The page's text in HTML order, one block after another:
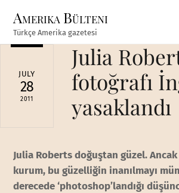
content
Amerika Bülteni
Türkçe Amerika gazetesi
JULY
28
2011
Julia
fotoğrafı
yasaklandı
Julia Roberts doğuştan güzel.
kurum, bu güzelliğin inanılmayı
derecede ‘photoshop’landığı